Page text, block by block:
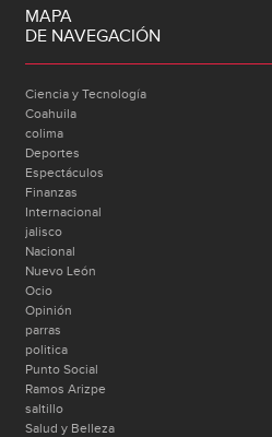
MAPA
DE NAVEGACIÓN
Ciencia y Tecnología
Coahuila
colima
Deportes
Espectáculos
Finanzas
Internacional
jalisco
Nacional
Nuevo León
Ocio
Opinión
parras
politica
Punto Social
Ramos Arizpe
saltillo
Salud y Belleza